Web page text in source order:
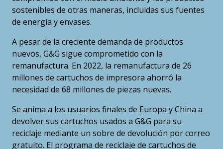
sostenibles de otras maneras, incluidas sus fuentes
de energía y envases.
A pesar de la creciente demanda de productos
nuevos, G&G sigue comprometido con la
remanufactura. En 2022, la remanufactura de 26
millones de cartuchos de impresora ahorró la
necesidad de 68 millones de piezas nuevas.
Se anima a los usuarios finales de Europa y China a
devolver sus cartuchos usados ​​a G&G para su
reciclaje mediante un sobre de devolución por correo
gratuito. El programa de reciclaje de cartuchos de